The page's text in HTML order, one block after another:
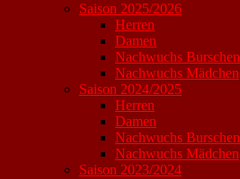
Saison 2025/2026
Herren
Damen
Nachwuchs Burschen
Nachwuchs Mädchen
Saison 2024/2025
Herren
Damen
Nachwuchs Burschen
Nachwuchs Mädchen
Saison 2023/2024